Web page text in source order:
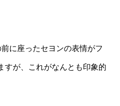
に座ったセヨンの表情がフ
すが、これがなんとも印象的